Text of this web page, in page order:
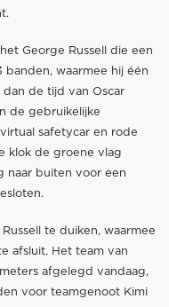
George Russell die een
banden, waarmee hij één
dan de tijd van Oscar
de gebruikelijke
safetycar en rode
klok de groene vlag
naar buiten voor een
te duiken, waarmee
afsluit. Het team van
afgelegd vandaag,
voor teamgenoot Kimi